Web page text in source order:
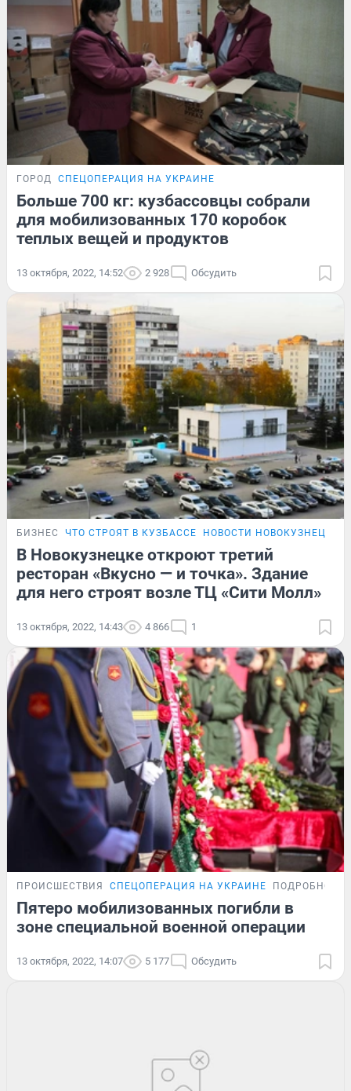
ГОРОД СПЕЦОПЕРАЦИЯ НА УКРАИНЕ
Больше 700 кг: кузбассовцы собрали
для мобилизованных 170 коробок
теплых вещей и продуктов
13 октября, 2022, 14:52 2 928 Обсудить
БИЗНЕС ЧТО СТРОЯТ В КУЗБАССЕ НОВОСТИ НОВОКУЗНЕЦКА
В Новокузнецке откроют третий
ресторан «Вкусно — и точка». Здание
для него строят возле ТЦ «Сити Молл»
13 октября, 2022, 14:43 4 866 1
ПРОИСШЕСТВИЯ СПЕЦОПЕРАЦИЯ НА УКРАИНЕ
Пятеро мобилизованных погибли в
зоне специальной военной операции
13 октября, 2022, 14:07 5 177 Обсудить